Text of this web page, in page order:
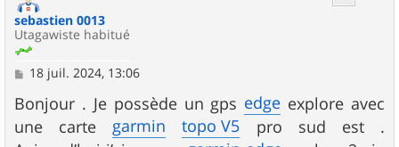
sebastien 0013
Utagawiste habitué
M
s
s
a
g
18 juil. 2024, 13:06
Bonjour . Je possède un gps edge explore avec
une cartegarmin topo V5 pro sud est .